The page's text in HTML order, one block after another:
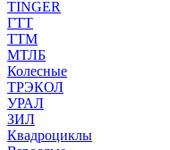
TINGER
ГТТ
ТТМ
МТЛБ
Колесные
ТРЭКОЛ
УРАЛ
ЗИЛ
Квадроциклы